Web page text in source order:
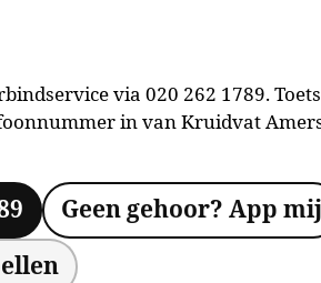
via 020 262 1789. Toets
in van Kruidvat
Geen gehoor? App mij